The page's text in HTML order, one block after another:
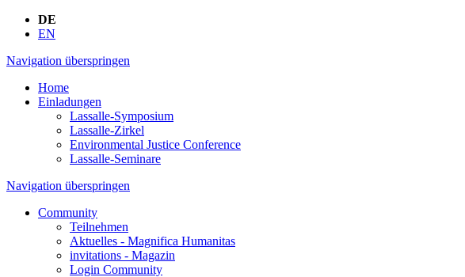
DE
EN
Navigation überspringen
Home
Einladungen
Lassalle-Symposium
Lassalle-Zirkel
Environmental Justice Conference
Lassalle-Seminare
Navigation überspringen
Community
Teilnehmen
Aktuelles - Magnifica Humanitas
invitations - Magazin
Login Community